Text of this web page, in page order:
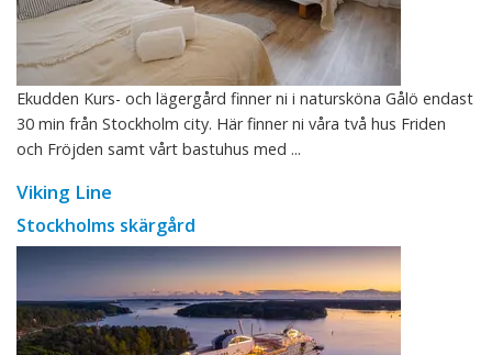
Ekudden Kurs- och lägergård finner ni i natursköna Gålö endast
30 min från Stockholm city. Här finner ni våra två hus Friden
och Fröjden samt vårt bastuhus med ...
Viking Line
Stockholms skärgård